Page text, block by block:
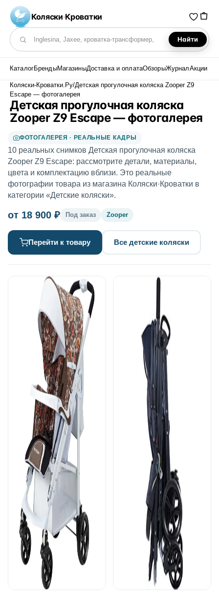
Коляски·Кроватки
Поиск по каталогу
Найти
КаталогБрендыМагазиныДоставка и оплатаОбзорыЖурналАкции
Коляски-Кроватки.Ру/Детская прогулочная коляска Zooper Z9
Escape — фотогалерея
Детская прогулочная коляска
Zooper Z9 Escape — фотогалерея
ФОТОГАЛЕРЕЯ · РЕАЛЬНЫЕ КАДРЫ
10 реальных снимков Детская прогулочная коляска
Zooper Z9 Escape: рассмотрите детали, материалы,
цвета и комплектацию вблизи. Это реальные
фотографии товара из магазина Коляски·Кроватки в
категории «Детские коляски».
от 18 900 ₽ Под заказ Zooper
Перейти к товару Все детские коляски